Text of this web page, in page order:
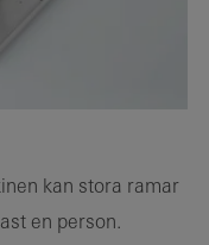
kan stora ramar
en person.